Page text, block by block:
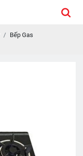
Bếp Gas